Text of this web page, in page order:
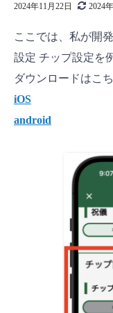
2024年11月22日
2024
ここでは、私が開
設定 チップ設定を
ダウンロードはこ
iOS
android